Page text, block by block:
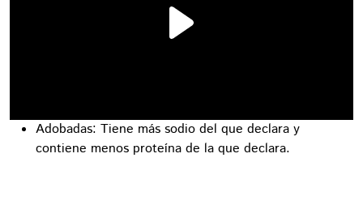
Adobadas: Tiene más sodio del que declara y
contiene menos proteína de la que declara.